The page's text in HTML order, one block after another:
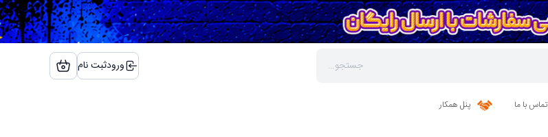
ورودثبت نام
تماس با ما پنل همکار